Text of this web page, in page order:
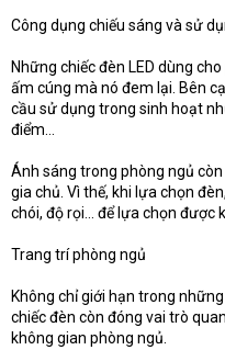
Công dụng chiếu sáng và sử
Những chiếc đèn LED dùng
ấm cúng mà nó đem lại. Bên
cầu sử dụng trong sinh hoạt
điểm…
Ánh sáng trong phòng ngủ
gia chủ. Vì thế, khi lựa chọn
chói, độ rọi… để lựa chọn được
Trang trí phòng ngủ
Không chỉ giới hạn trong
chiếc đèn còn đóng vai trò
không gian phòng ngủ.